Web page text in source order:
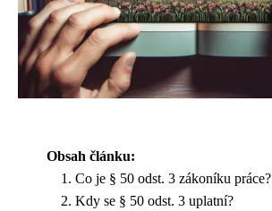
Obsah článku:
Co je § 50 odst. 3 zákoníku práce?
Kdy se § 50 odst. 3 uplatní?